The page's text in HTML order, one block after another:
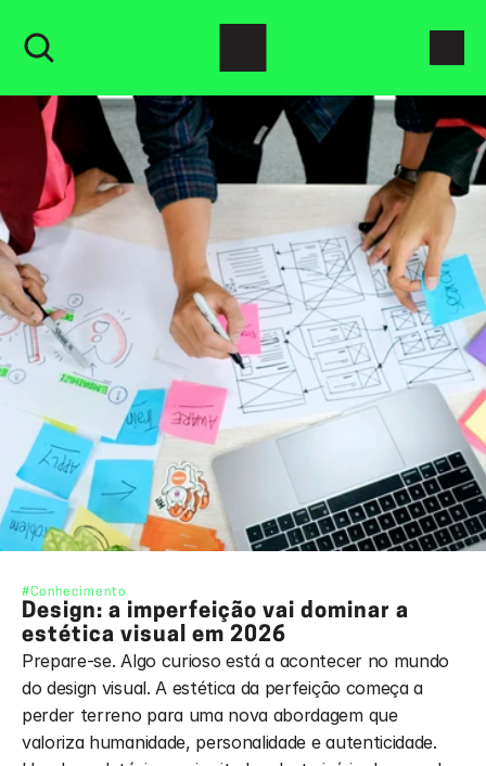
#Conhecimento
Design: a imperfeição vai dominar a
estética visual em 2026
Prepare-se. Algo curioso está a acontecer no mundo
do design visual. A estética da perfeição começa a
perder terreno para uma nova abordagem que
valoriza humanidade, personalidade e autenticidade.